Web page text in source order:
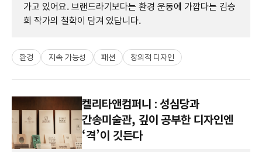
가고 있어요. 브랜드라기보다는 환경 운동에 가깝다는 김승
희 작가의 철학이 담겨 있답니다.
환경 지속 가능성 패션 창의적 디자인
켈리타앤컴퍼니 : 성심당과
간송미술관, 깊이 공부한 디자인엔
‘격’이 깃든다